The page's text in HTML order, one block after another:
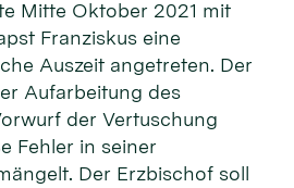
Mitte Oktober 2021 mit
Franziskus eine
Auszeit angetreten. Der
Aufarbeitung des
der Vertuschung
Fehler in seiner
Der Erzbischof soll